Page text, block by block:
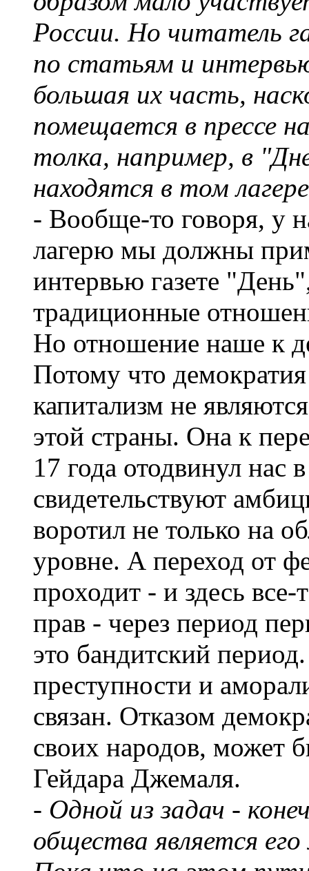
России. Но читатель
по статьям и
большая их часть,
помещается в прессе
толка, например, в
находятся в том
- Вообще-то говоря, у
лагерю мы должны
интервью газете
традиционные
Но отношение наше к
Потому что
капитализм не
этой страны. Она к
17 года отодвинул нас
свидетельствуют
воротил не только на
уровне. А переход от
проходит - и здесь
прав - через период
это бандитский
преступности и
связан. Отказом
своих народов, может
Гейдара Джемаля.
- Одной из задач -
общества является